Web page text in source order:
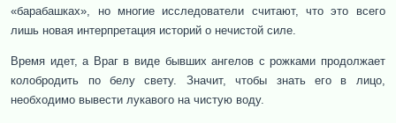
«барабашках», но многие исследователи считают, что это всего
лишь новая интерпретация историй о нечистой силе.
Время идет, а Враг в виде бывших ангелов с рожками продолжает
колобродить по белу свету. Значит, чтобы знать его в лицо,
необходимо вывести лукавого на чистую воду.